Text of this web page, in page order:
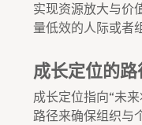
实现资源放大与价
量低效的人际或者
成长定位的
成长定位指向“未
路径来确保组织与